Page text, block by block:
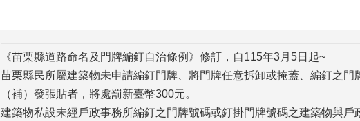
《苗栗縣道路命名及門牌編釘自治條例》修訂，自115年3月5日起~
苗栗縣民所屬建築物未申請編釘門牌、將門牌任意拆卸或掩蓋、編釘之
（補）發張貼者，將處罰新臺幣300元。
建築物私設未經戶政事務所編釘之門牌號碼或釘掛門牌號碼之建築物與